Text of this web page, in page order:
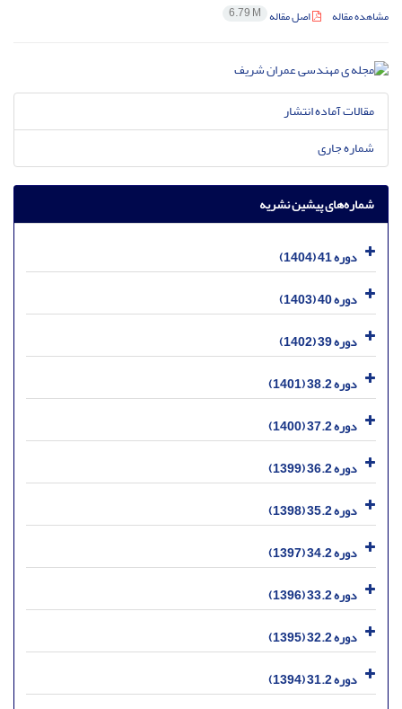
مشاهده مقاله اصل مقاله 6.79 M
مقالات آماده انتشار
شماره جاری
شماره‌های پیشین نشریه
دوره 41 (1404)
دوره 40 (1403)
دوره 39 (1402)
دوره 38.2 (1401)
دوره 37.2 (1400)
دوره 36.2 (1399)
دوره 35.2 (1398)
دوره 34.2 (1397)
دوره 33.2 (1396)
دوره 32.2 (1395)
دوره 31.2 (1394)